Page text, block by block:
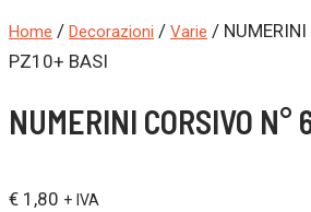
Home / Decorazioni / Varie / NUMERINI
PZ10+ BASI
NUMERINI CORSIVO N°
€ 1,80 + IVA